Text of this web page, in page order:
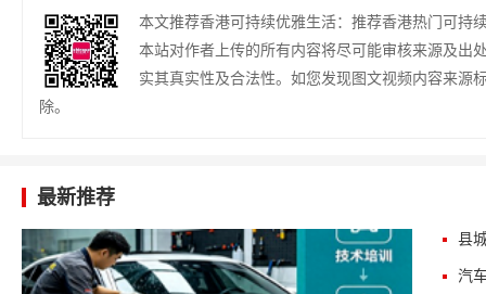
本文推荐香港可持续优雅生活：推荐香港热门可持
本站对作者上传的所有内容将尽可能审核来源及出
实其真实性及合法性。如您发现图文视频内容来源
除。
最新推荐